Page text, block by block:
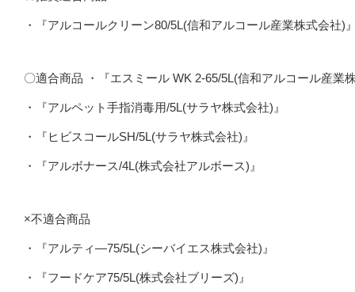
・『アルコールクリーン80/5L(信和アルコール産業株式会社)
〇適合商品 ・『エスミール WK 2-65/5L(信和アルコール産業
・『アルペット手指消毒用/5L(サラヤ株式会社)』
・『ヒビスコールSH/5L(サラヤ株式会社)』
・『アルボナース/4L(株式会社アルボース)』
×不適合商品
・『アルティ―75/5L(シーバイエス株式会社)』
・『フードケア75/5L(株式会社ブリーズ)』